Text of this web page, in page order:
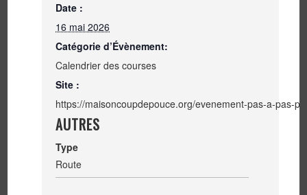
Date :
16 mai 2026
Catégorie d’Évènement:
Calendrier des courses
Site :
https://maisoncoupdepouce.org/evenement-pas-a-pas-
AUTRES
Type
Route